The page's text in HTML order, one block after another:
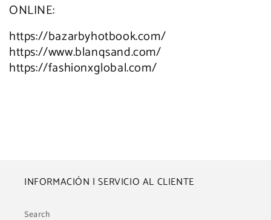
ONLINE:
https://bazarbyhotbook.com/
https://www.blanqsand.com/
https://fashionxglobal.com/
INFORMACIÓN | SERVICIO AL CLIENTE
Search